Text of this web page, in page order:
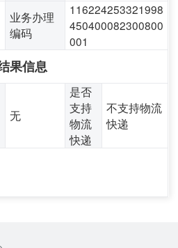
业务办理
编码
116224253321998
450400082300800
001
果信息
无
是否
支持
物流
快递
不支持物流
快递